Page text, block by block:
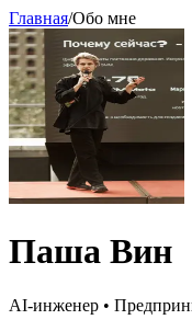
Главная/Обо мне
Паша Вин
AI-инженер •